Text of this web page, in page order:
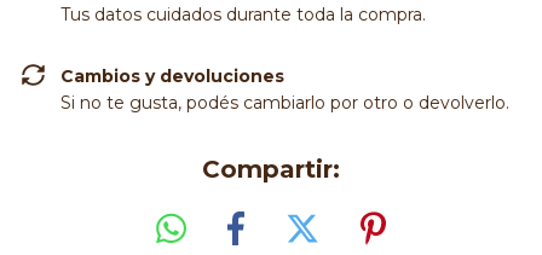
Tus datos cuidados durante toda la compra.
Cambios y devoluciones
Si no te gusta, podés cambiarlo por otro o devolverlo.
Compartir: